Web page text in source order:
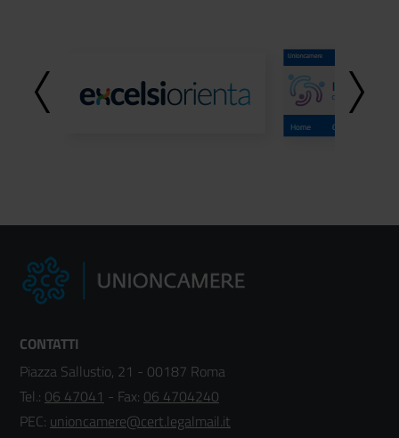
CONTATTI
Piazza Sallustio, 21 - 00187 Roma
Tel.: 06 47041 - Fax: 06 4704240
PEC: unioncamere@cert.legalmail.it